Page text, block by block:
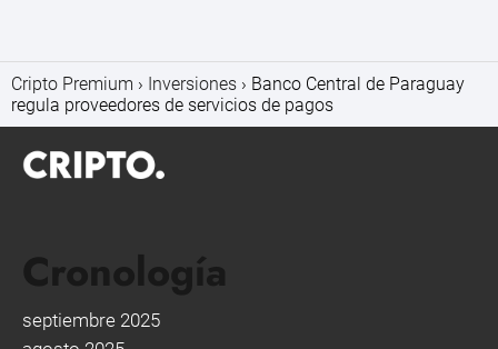
Cripto Premium Inversiones
Banco Central de Paraguay
regula proveedores de servicios de pagos
Cronología
septiembre 2025